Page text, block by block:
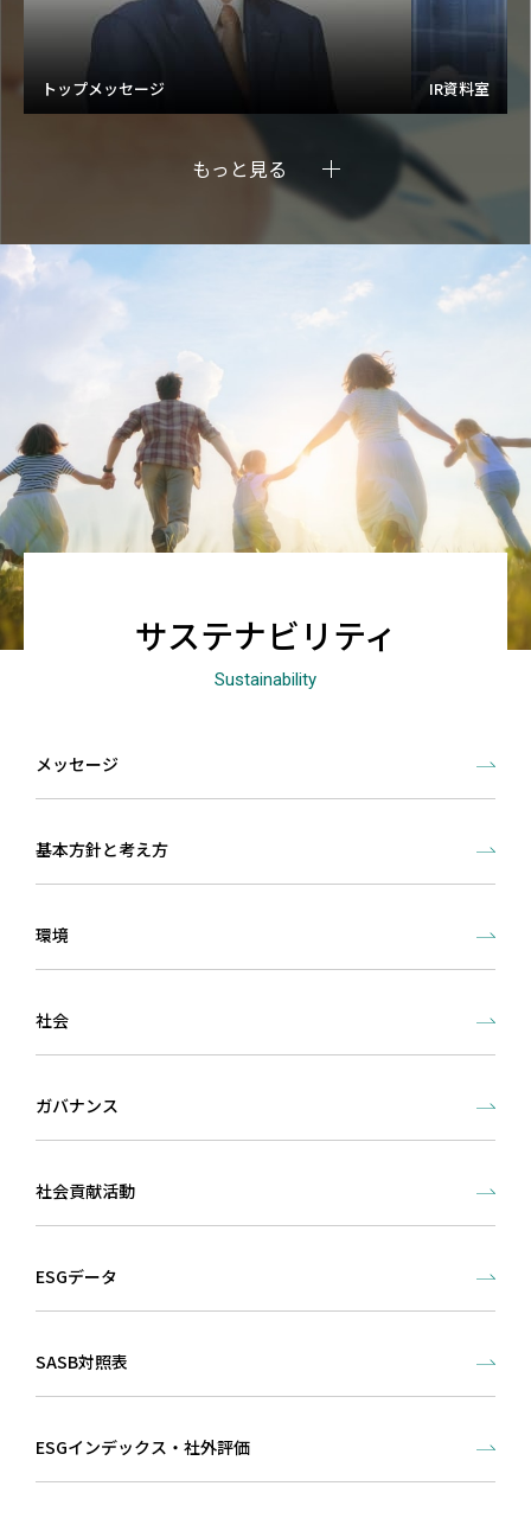
トップメッセージ IR資料室
もっと見る
サステナビリティ
Sustainability
メッセージ
基本方針と考え方
環境
社会
ガバナンス
社会貢献活動
ESGデータ
SASB対照表
ESGインデックス・社外評価